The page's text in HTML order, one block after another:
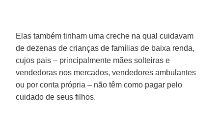
Elas também tinham uma creche na qual cuidavam
de dezenas de crianças de famílias de baixa renda,
cujos pais – principalmente mães solteiras e
vendedoras nos mercados, vendedores ambulantes
ou por conta própria – não têm como pagar pelo
cuidado de seus filhos.